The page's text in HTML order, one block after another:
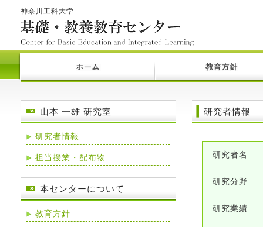
神奈川工科大学
研究者情報
研究者名
研究分野
研究業績
山本 一雄 研究室
研究者情報
担当授業・配布物
本センターについて
教育方針